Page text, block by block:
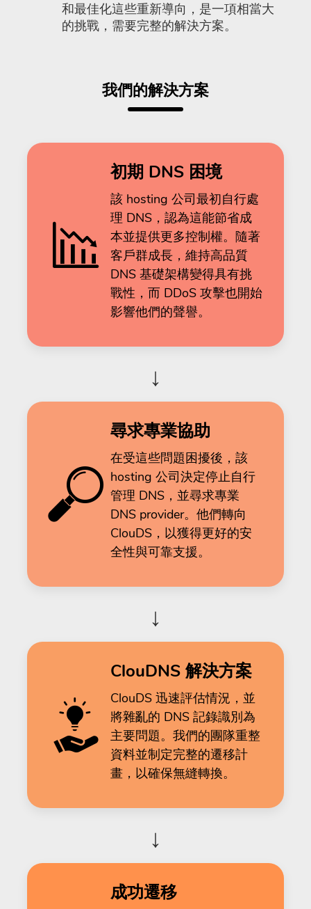
和最佳化這些重新導向，是一項相當大
的挑戰，需要完整的解決方案。
我們的解決方案
初期 DNS 困境
該 hosting 公司最初自行處
理 DNS，認為這能節省成
本並提供更多控制權。隨著
客戶群成長，維持高品質
DNS 基礎架構變得具有挑
戰性，而 DDoS 攻擊也開始
影響他們的聲譽。
↓
尋求專業協助
在受這些問題困擾後，該
hosting 公司決定停止自行
管理 DNS，並尋求專業
DNS provider。他們轉向
ClouDS，以獲得更好的安
全性與可靠支援。
↓
ClouDNS 解決方案
ClouDS 迅速評估情況，並
將雜亂的 DNS 記錄識別為
主要問題。我們的團隊重整
資料並制定完整的遷移計
畫，以確保無縫轉換。
↓
成功遷移